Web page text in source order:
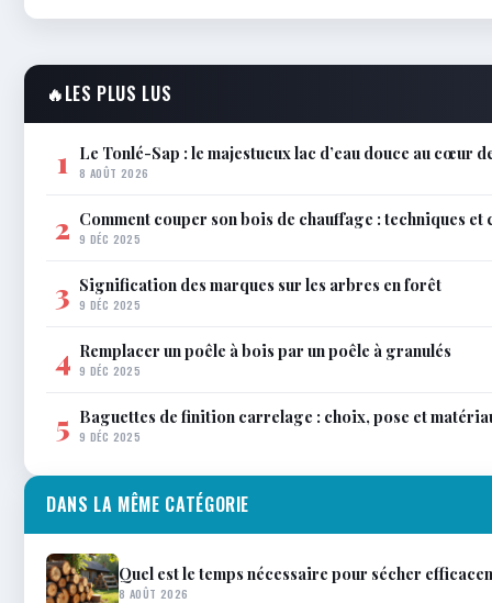
🔥LES PLUS LUS
1 Le Tonlé-Sap : le majestueux lac d’eau douce au cœur
8 AOÛT 2026
2 Comment couper son bois de chauffage : techniques et
9 DÉC 2025
3 Signification des marques sur les arbres en forêt
9 DÉC 2025
4 Remplacer un poêle à bois par un poêle à granulés
9 DÉC 2025
5 Baguettes de finition carrelage : choix, pose et
9 DÉC 2025
DANS LA MÊME CATÉGORIE
Quel est le temps nécessaire pour sécher
8 AOÛT 2026